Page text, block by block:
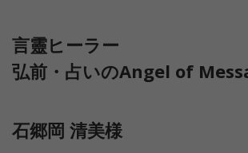
言靈ヒーラー
弘前・占いのAngel of
石郷岡 清美様